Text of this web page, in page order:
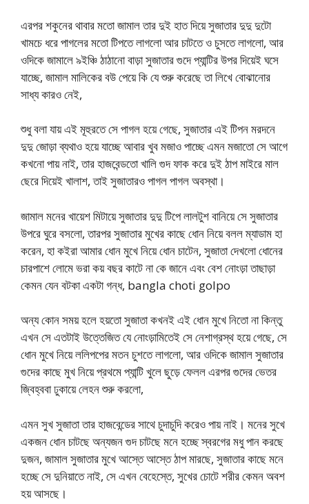
এরপর শকুনের থাবার মতো জামাল তার দুই হাত দিয়ে সুজাতার দুদু দুটো
খামচে ধরে পাগলের মতো টিপতে লাগলো আর চাটতে ও চুসতে লাগলো, আর
ওদিকে জামালে ৯ইঞ্চি ঠাঠানো বাড়া সুজাতার গুদে প্যান্টির উপর দিয়েই ঘসে
যাচ্ছে, জামাল মালিকের বউ পেয়ে কি যে শুরু করেছে তা লিখে বোঝানোর
সাধ্য কারও নেই,
শুধু বলা যায় এই মূহুরতে সে পাগল হয়ে গেছে, সুজাতার এই টিপন মরদনে
দুদু জোড়া ব্যথাও হয়ে যাচ্ছে আবার খুব মজাও পাচ্ছে এমন মজাতো সে আগে
কখনো পায় নাই, তার হাজবেন্ডতো খালি গুদ ফাক করে দুই ঠাপ মাইরে মাল
ছেরে দিয়েই খালাশ, তাই সুজাতারও পাগল পাগল অবস্থা।
জামাল মনের খায়েশ মিটায়ে সুজাতার দুদু টিপে লালটুশ বানিয়ে সে সুজাতার
উপরে ঘুরে বসলো, তারপর সুজাতার মুখের কাছে ধোন নিয়ে বলল ম্যাডাম হা
করেন, হা কইরা আমার ধোন মুখে নিয়ে ধোন চাটেন, সুজাতা দেখলো ধোনের
চারপাশে লোমে ভরা কয় বছর কাটে না কে জানে এবং বেশ নোংড়া তাছাড়া
কেমন যেন বটকা একটা গন্ধ, bangla choti golpo
অন্য কোন সময় হলে হয়তো সুজাতা কখনই এই ধোন মুখে নিতো না কিন্তু
এখন সে এতটাই উত্তেজিত যে নোংড়ামিতেই সে নেশাগ্রস্থ হয়ে গেছে, সে
ধোন মুখে নিয়ে ললিপপের মতন চুশতে লাগলো, আর ওদিকে জামাল সুজাতার
গুদের কাছে মুখ নিয়ে প্রথমে প্যান্টি খুলে ছুড়ে ফেলল এরপর গুদের ভেতর
জ্বিহ্ববা ঢুকায়ে লেহন শুরু করলো,
এমন সুখ সুজাতা তার হাজবেন্ডের সাথে চুদাচুদি করেও পায় নাই। মনের সুখে
একজন ধোন চাটছে অন্যজন গুদ চাটছে মনে হচ্ছে স্বরগের মধু পান করছে
দুজন, জামাল সুজাতার মুখে আস্তে আস্তে ঠাপ মারছে, সুজাতার কাছে মনে
হচ্ছে সে দুনিয়াতে নাই, সে এখন বেহেস্তে, সুখের চোটে শরীর কেমন অবশ
হয় আসছে।